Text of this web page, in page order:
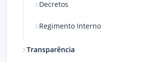
Decretos
Regimento Interno
Transparência